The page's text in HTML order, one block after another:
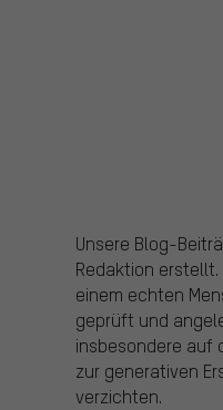
Unsere Blog-
Redaktion erstellt.
einem echten
geprüft und
insbesondere auf
zur generativen
verzichten.